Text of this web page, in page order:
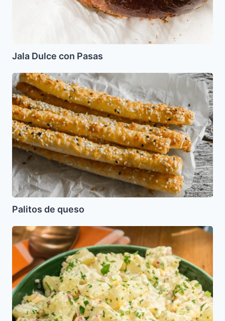
Jala Dulce con Pasas
Palitos
de
queso
Palitos de queso
Ensalada
de
papas
huevo
con
mayonesa